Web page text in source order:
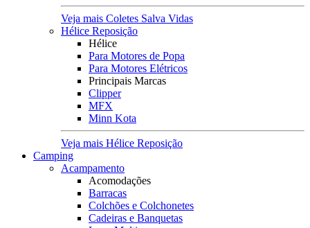
Veja mais Coletes Salva Vidas
Hélice Reposição
Hélice
Para Motores de Popa
Para Motores Elétricos
Principais Marcas
Clipper
MFX
Minn Kota
Veja mais Hélice Reposição
Camping
Acampamento
Acomodações
Barracas
Colchões e Colchonetes
Cadeiras e Banquetas